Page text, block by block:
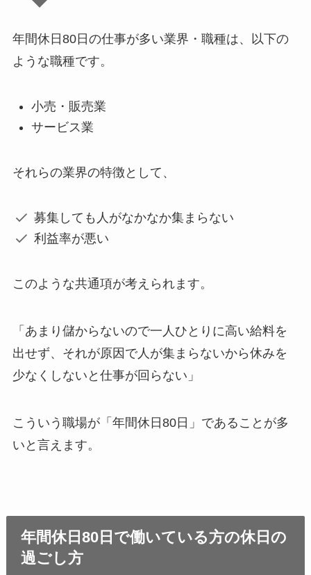
年間休日80日の仕事が多い業界・職種は、以下の
ような職種です。
小売・販売業
サービス業
それらの業界の特徴として、
募集しても人がなかなか集まらない
利益率が悪い
このような共通項が考えられます。
「あまり儲からないので一人ひとりに高い給料を
出せず、それが原因で人が集まらないから休みを
少なくしないと仕事が回らない」
こういう職場が「年間休日80日」であることが多
いと言えます。
年間休日80日で働いている方の休日の
過ごし方